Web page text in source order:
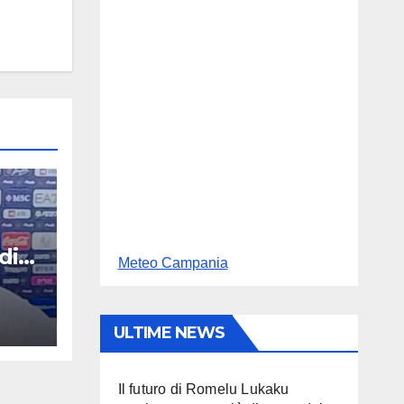
Meteo Campania
ULTIME NEWS
Il futuro di Romelu Lukaku